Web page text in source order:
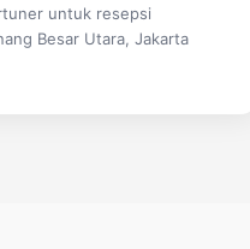
untuk resepsi
Besar Utara, Jakarta